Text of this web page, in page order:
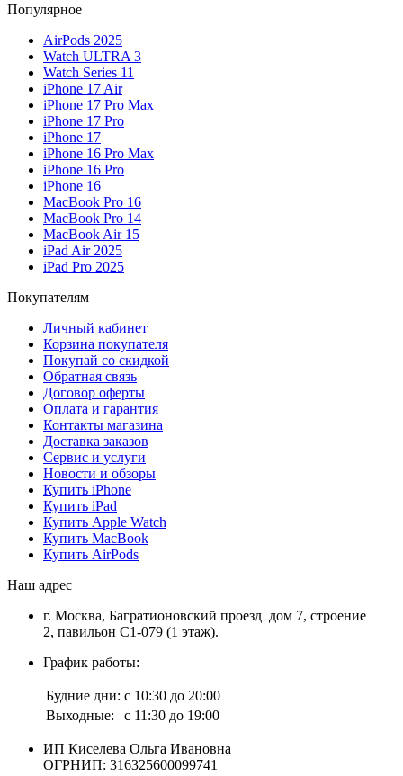
Популярное
AirPods 2025
Watch ULTRA 3
Watch Series 11
iPhone 17 Air
iPhone 17 Pro Max
iPhone 17 Pro
iPhone 17
iPhone 16 Pro Max
iPhone 16 Pro
iPhone 16
MacBook Pro 16
MacBook Pro 14
MacBook Air 15
iPad Air 2025
iPad Pro 2025
Покупателям
Личный кабинет
Корзина покупателя
Покупай со скидкой
Обратная связь
Договор оферты
Оплата и гарантия
Контакты магазина
Доставка заказов
Сервис и услуги
Новости и обзоры
Купить iPhone
Купить iPad
Купить Apple Watch
Купить MacBook
Купить AirPods
Наш адрес
г. Москва, Багратионовский проезд дом 7, строение
2, павильон С1-079 (1 этаж).
График работы:
Будние дни: с 10:30 до 20:00
Выходные:
с 11:30 до 19:00
ИП Киселева Ольга Ивановна
ОГРНИП: 316325600099741